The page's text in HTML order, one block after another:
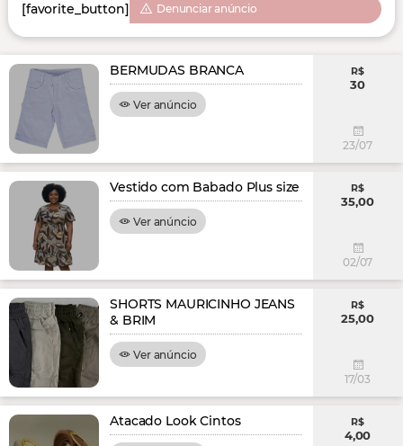
[favorite_button] Denunciar anúncio
BERMUDAS BRANCA
Ver anúncio
R$
30
23/07
Vestido com Babado Plus size
Ver anúncio
R$
35,00
02/07
SHORTS MAURICINHO JEANS
& BRIM
Ver anúncio
R$
25,00
17/03
Atacado Look Cintos R$
4,00